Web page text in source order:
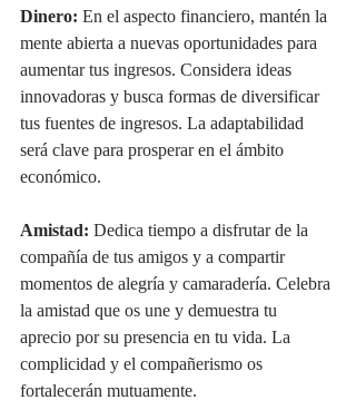
Dinero: En el aspecto financiero, mantén la
mente abierta a nuevas oportunidades para
aumentar tus ingresos. Considera ideas
innovadoras y busca formas de diversificar
tus fuentes de ingresos. La adaptabilidad
será clave para prosperar en el ámbito
económico.
Amistad: Dedica tiempo a disfrutar de la
compañía de tus amigos y a compartir
momentos de alegría y camaradería. Celebra
la amistad que os une y demuestra tu
aprecio por su presencia en tu vida. La
complicidad y el compañerismo os
fortalecerán mutuamente.